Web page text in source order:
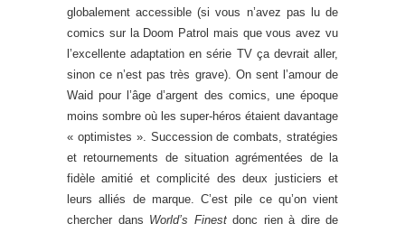
globalement accessible (si vous n’avez pas lu de
comics sur la Doom Patrol mais que vous avez vu
l’excellente adaptation en série TV ça devrait aller,
sinon ce n’est pas très grave). On sent l’amour de
Waid pour l’âge d’argent des comics, une époque
moins sombre où les super-héros étaient davantage
« optimistes ». Succession de combats, stratégies
et retournements de situation agrémentées de la
fidèle amitié et complicité des deux justiciers et
leurs alliés de marque. C’est pile ce qu’on vient
chercher dans World’s Finestdonc rien à dire de